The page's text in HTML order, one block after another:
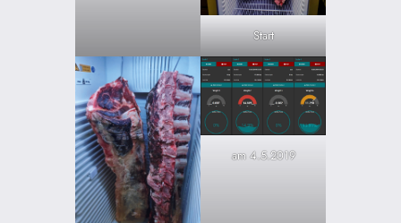
Start
am 4.5.2019